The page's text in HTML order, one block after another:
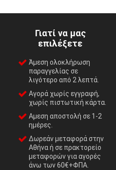
Γιατί να μας
επιλέξετε
Άμεση ολοκλήρωση
παραγγελίας σε
λιγότερο από 2 λεπτά.
Αγορά χωρίς εγγραφή,
χωρίς πιστωτική κάρτα.
Αμεση αποστολή σε 1-2
ημέρες.
Δωρεάν μεταφορά στην
Αθήνα ή σε πρακτορείο
μεταφορών για αγορές
άνω των 60€+ΦΠΑ.